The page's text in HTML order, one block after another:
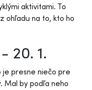
aktivitami. To
ohľadu na to, kto ho
20. 1.
je presne niečo pre
Mal by podľa neho